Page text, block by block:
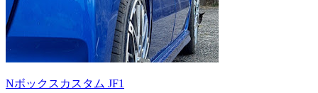
Nボックスカスタム JF1